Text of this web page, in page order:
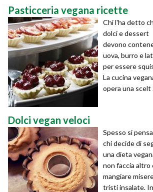
Pasticceria vegana ricette
Chi l'ha detto
dolci e dessert
devono
uova, burro e
per essere
La cucina
opera una scelt
Dolci vegan veloci
Spesso si
chi decide di
una dieta
non faccia altro
mangiare
tristi insalate. In